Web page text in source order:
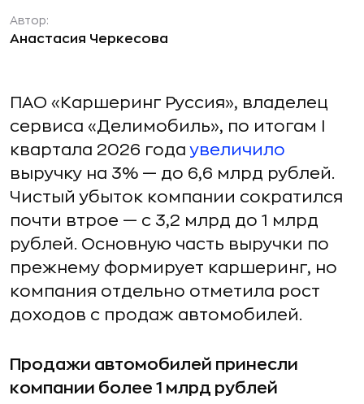
Автор:
Анастасия Черкесова
ПАО «Каршеринг Руссия», владелец
сервиса «Делимобиль», по итогам I
квартала 2026 годаувеличило
выручку на 3% — до 6,6 млрд рублей.
Чистый убыток компании сократился
почти втрое — с 3,2 млрд до 1 млрд
рублей. Основную часть выручки по
прежнему формирует каршеринг, но
компания отдельно отметила рост
доходов с продаж автомобилей.
Продажи автомобилей принесли
компании более 1 млрд рублей